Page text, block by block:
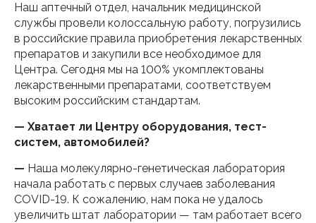
Наш аптечный отдел, начальник медицинской
службы провели колоссальную работу, погрузились
в российские правила приобретения лекарственных
препаратов и закупили все необходимое для
Центра. Сегодня мы на 100% укомплектованы
лекарственными препаратами, соответствуем
высоким российским стандартам.
— Хватает ли Центру оборудования, тест-
систем, автомобилей?
— Наша молекулярно-генетическая лаборатория
начала работать с первых случаев заболевания
COVID-19. К сожалению, нам пока не удалось
увеличить штат лаборатории — там работает всего